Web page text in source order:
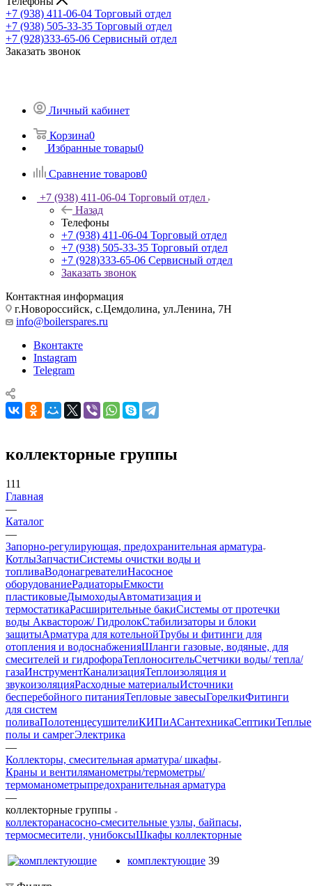
+7 (938) 411-06-04 Торговый отдел
+7 (938) 505-33-35 Торговый отдел
+7 (928)333-65-06 Сервисный отдел
Заказать звонок
Личный кабинет
Корзина0
Избранные товары0
Сравнение товаров0
+7 (938) 411-06-04 Торговый отдел
Назад
Телефоны
+7 (938) 411-06-04 Торговый отдел
+7 (938) 505-33-35 Торговый отдел
+7 (928)333-65-06 Сервисный отдел
Заказать звонок
Контактная информация
г.Новороссийск, с.Цемдолина, ул.Ленина, 7Н
info@boilerspares.ru
Вконтакте
Instagram
Telegram
коллекторные группы
111
Главная
—
Каталог
—
Запорно-регулирующая, предохранительная арматура
КотлыЗапчастиСистемы очистки воды и
топливаВодонагревателиНасосное
оборудованиеРадиаторыЕмкости
пластиковыеДымоходыАвтоматизация и
термостатикаРасширительные бакиСистемы от протечки
воды Аквасторож/ ГидролокСтабилизаторы и блоки
защитыАрматура для котельнойТрубы и фитинги для
отопления и водоснабженияШланги газовые, водяные, для
смесителей и гидрофораТеплоносительСчетчики воды/ тепла/
газаИнструментКанализацияТеплоизоляция и
звукоизоляцияРасходные материалыИсточники
бесперебойного питанияТепловые завесыГорелкиФитинги
для систем
поливаПолотенцесушителиКИПиАСантехникаСептикиТеплые
полы и самрегЭлектрика
—
Коллекторы, смесительная арматура/ шкафы
Краны и вентиляманометры/термометры/
термоманометрыпредохранительная арматура
—
коллекторные группы
коллекторанасосно-смесительные узлы, байпасы,
термосмесители, унибоксыШкафы коллекторные
комплектующие 39